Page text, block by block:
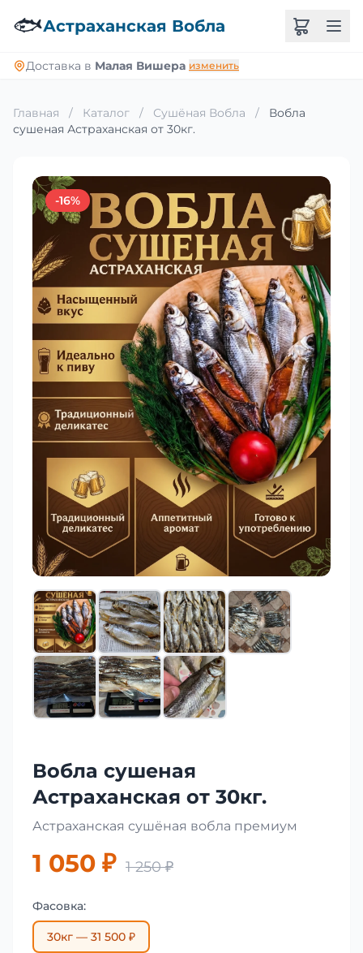
🐟Астраханская Вобла
Доставка в Малая Вишера изменить
Главная / Каталог / Сушёная Вобла /
Вобла
сушеная Астраханская от 30кг.
-16%
Вобла сушеная
Астраханская от 30кг.
Астраханская сушёная вобла премиум
1 050 ₽ 1 250 ₽
Фасовка:
30кг — 31 500 ₽